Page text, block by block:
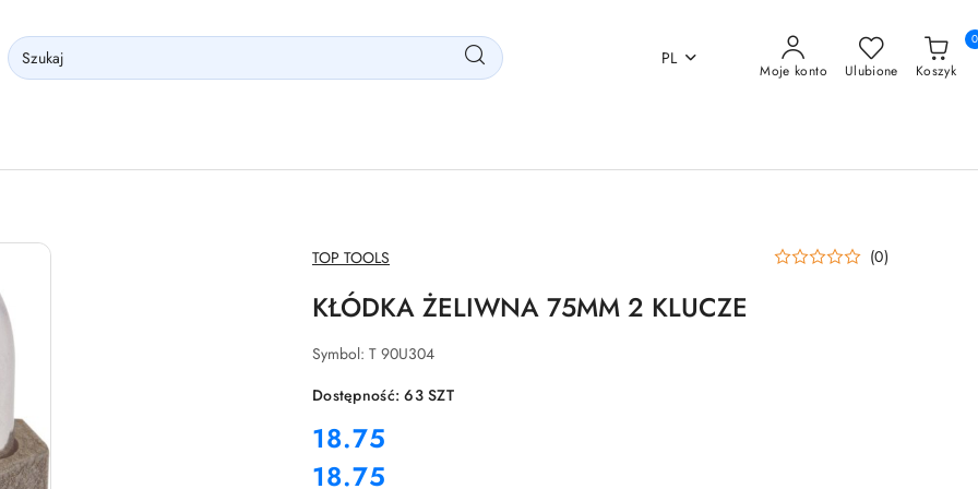
PL
Moje konto Ulubione Koszyk
0
NAZWA
PRODUCENTA:
TOP TOOLS (0)
KŁÓDKA ŻELIWNA 75MM 2 KLUCZE
Symbol: T 90U304
Dostępność:63SZT
cena:
18.75
Cena:
18.75